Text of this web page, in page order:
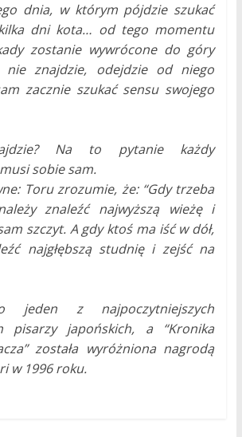
dnia, w którym pójdzie szukać
dni kota… od tego momentu
zostanie wywrócone do góry
nie znajdzie, odejdzie od niego
zacznie szukać sensu swojego
Na to pytanie każdy
sobie sam.
Toru zrozumie, że: “Gdy trzeba
znaleźć najwyższą wieżę i
szczyt. A gdy ktoś ma iść w dół,
najgłębszą studnię i zejść na
jeden z najpoczytniejszych
pisarzy japońskich, a “Kronika
została wyróżniona nagrodą
w 1996 roku.